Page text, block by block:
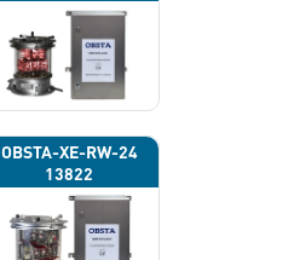
OBSTA-XE-RW-24
13822